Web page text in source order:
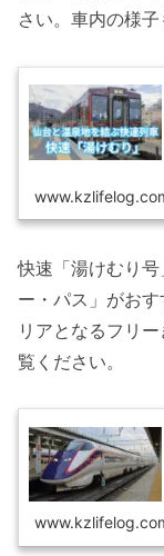
さい。車内の様子
快速「湯けむり
ー・パス」がお
リアとなるフリ
覧ください。